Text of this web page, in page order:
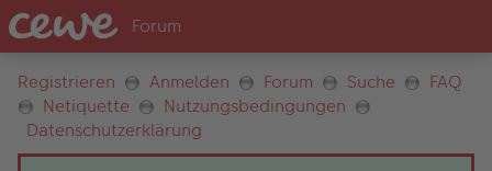
Registrieren Anmelden Forum Suche
FAQ
Netiquette
Nutzungsbedingungen
Datenschutzerklärung